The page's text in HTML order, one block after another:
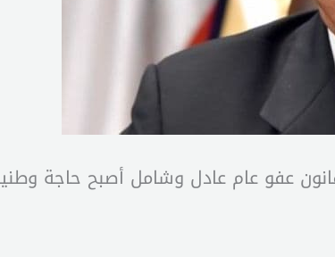
عفو عام عادل وشامل أصبح حاجة وطنية